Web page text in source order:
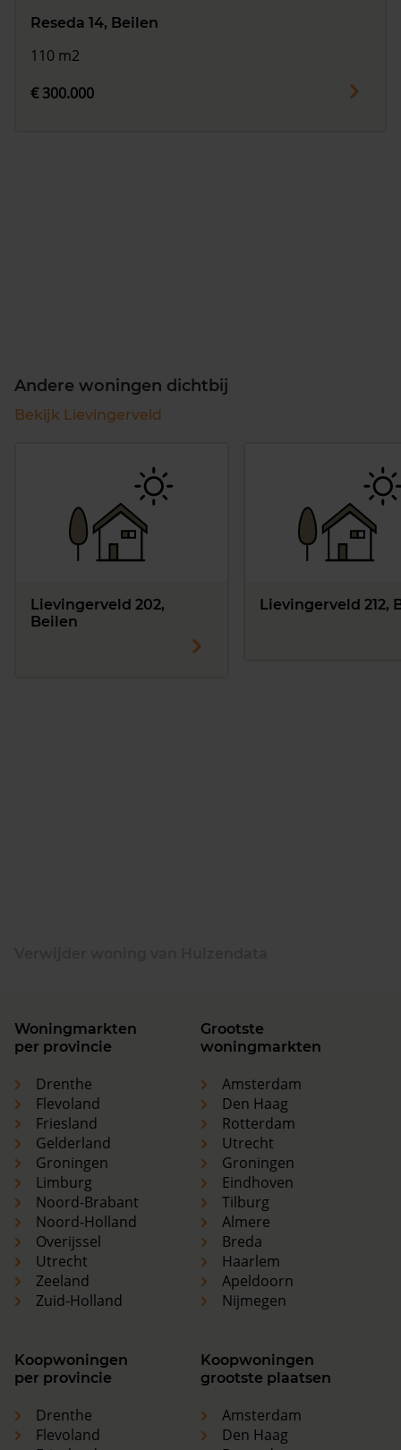
Reseda 14, Beilen
110 m2
€ 300.000
Andere woningen dichtbij
Bekijk Lievingerveld
Lievingerveld 202,
Beilen
Lievingerveld 212,
Woningmarkten
per provincie
Drenthe
Flevoland
Friesland
Gelderland
Groningen
Limburg
Noord-Brabant
Noord-Holland
Overijssel
Utrecht
Zeeland
Zuid-Holland
Grootste
woningmarkten
Amsterdam
Den Haag
Rotterdam
Utrecht
Groningen
Eindhoven
Tilburg
Almere
Breda
Haarlem
Apeldoorn
Nijmegen
Koopwoningen
per provincie
Drenthe
Flevoland
Koopwoningen
grootste plaatsen
Amsterdam
Den Haag